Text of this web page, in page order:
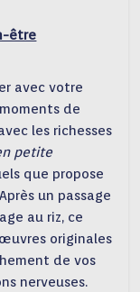
être
avec votre
de
les richesses
petite
que propose
un passage
au riz, ce
originales
de vos
nerveuses.